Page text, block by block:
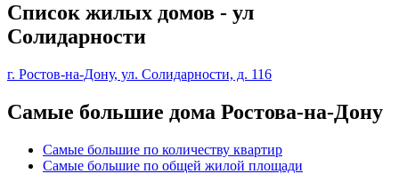
Список жилых домов - ул
Солидарности
г. Ростов-на-Дону, ул. Солидарности, д. 116
Самые большие дома Ростова-на-Дону
Самые большие по количеству квартир
Самые большие по общей жилой площади